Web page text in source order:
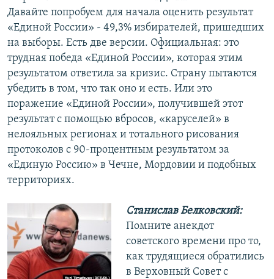
Давайте попробуем для начала оценить результат
«Единой России» - 49,3% избирателей, пришедших
на выборы. Есть две версии. Официальная: это
трудная победа «Единой России», которая этим
результатом ответила за кризис. Страну пытаются
убедить в том, что так оно и есть. Или это
поражение «Единой России», получившей этот
результат с помощью вбросов, «каруселей» в
нелояльных регионах и тотального рисования
протоколов с 90-процентным результатом за
«Единую Россию» в Чечне, Мордовии и подобных
территориях.
Станислав Белковский:
Помните анекдот
советского времени про то,
как трудящиеся обратились
в Верховный Совет с